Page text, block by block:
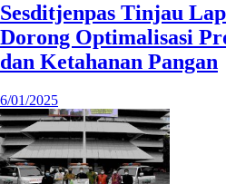
Sesditjenpas Tinjau
Dorong Optimalisasi
dan Ketahanan Pangan
6/01/2025